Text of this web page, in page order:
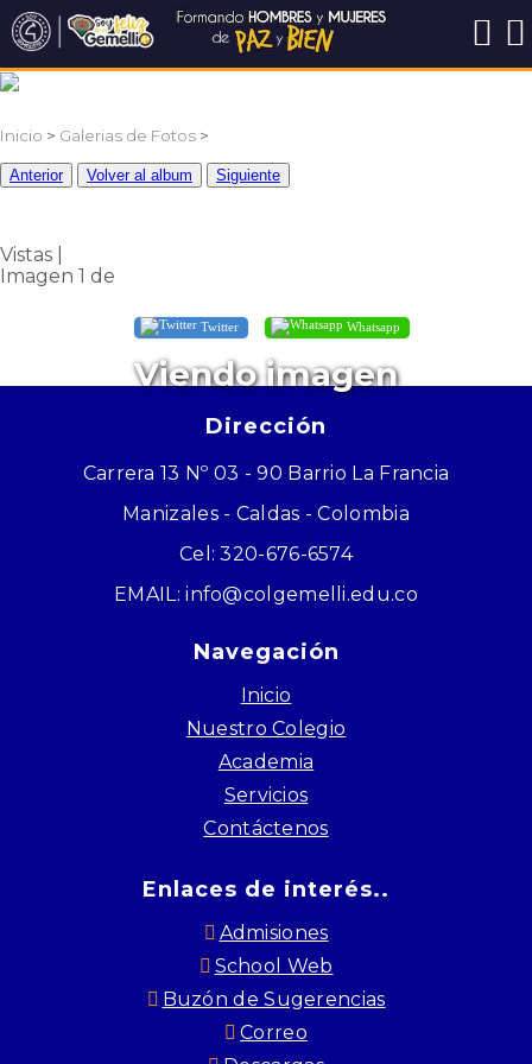
Viendo imagen
Inicio > Galerias de Fotos >
Anterior Volver al album Siguiente
Vistas |
Imagen 1 de
Twitter Whatsapp
Dirección
Carrera 13 Nº 03 - 90 Barrio La Francia
Manizales - Caldas - Colombia
Cel: 320-676-6574
EMAIL: info@colgemelli.edu.co
Navegación
Inicio
Nuestro Colegio
Academia
Servicios
Contáctenos
Enlaces de interés..
Admisiones
School Web
Buzón de Sugerencias
Correo